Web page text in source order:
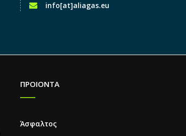
info[at]aliagas.eu
ΠΡΟΙΟΝΤΑ
Άσφαλτος